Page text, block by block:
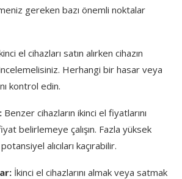
gereken bazı önemli noktalar
el cihazları satın alırken cihazın
Herhangi bir hasar veya
kontrol edin.
Benzer cihazların ikinci el fiyatlarını
belirlemeye çalışın. Fazla yüksek
alıcıları kaçırabilir.
İkinci el cihazlarını almak veya satmak